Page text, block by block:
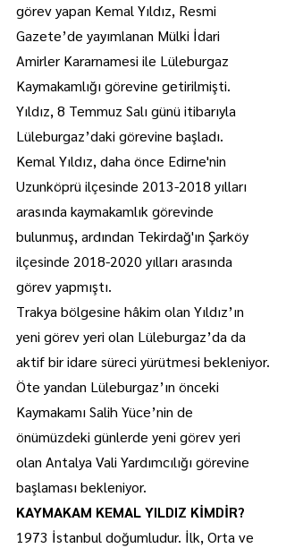
görev yapan Kemal Yıldız, Resmi
Gazete’de yayımlanan Mülki İdari
Amirler Kararnamesi ile Lüleburgaz
Kaymakamlığı görevine getirilmişti.
Yıldız, 8 Temmuz Salı günü itibarıyla
Lüleburgaz’daki görevine başladı.
Kemal Yıldız, daha önce Edirne'nin
Uzunköprü ilçesinde 2013-2018 yılları
arasında kaymakamlık görevinde
bulunmuş, ardından Tekirdağ'ın Şarköy
ilçesinde 2018-2020 yılları arasında
görev yapmıştı.
Trakya bölgesine hâkim olan Yıldız’ın
yeni görev yeri olan Lüleburgaz’da da
aktif bir idare süreci yürütmesi bekleniyor.
Öte yandan Lüleburgaz’ın önceki
Kaymakamı Salih Yüce’nin de
önümüzdeki günlerde yeni görev yeri
olan Antalya Vali Yardımcılığı görevine
başlaması bekleniyor.
KAYMAKAM KEMAL YILDIZ KİMDİR?
1973 İstanbul doğumludur. İlk, Orta ve